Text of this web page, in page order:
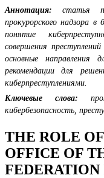
Аннотация: статья
прокурорского надзора
понятие
совершения
основные
рекомендации для
киберпреступлениями.
Ключевые слова:
кибербезопасность,
THE ROLE
OFFICE OF